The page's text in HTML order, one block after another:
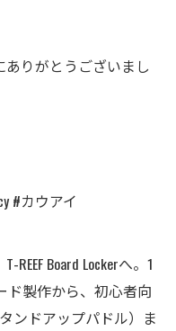
りがとうございまし
#カウアイ
Board Lockerへ。1
ド製作から、初心者向
ンドアップパドル）ま